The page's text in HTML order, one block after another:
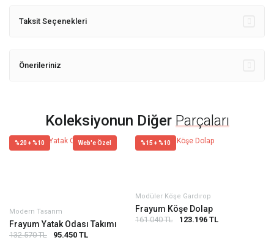
Taksit Seçenekleri
Önerileriniz
Koleksiyonun Diğer Parçaları
%20 + %10 Web'e Özel
Modern Tasarım
Frayum Yatak Odası Takımı
132.570 TL 95.450 TL
%15 + %10
Modüler Köşe Gardırop
Frayum Köşe Dolap
161.040 TL 123.196 TL